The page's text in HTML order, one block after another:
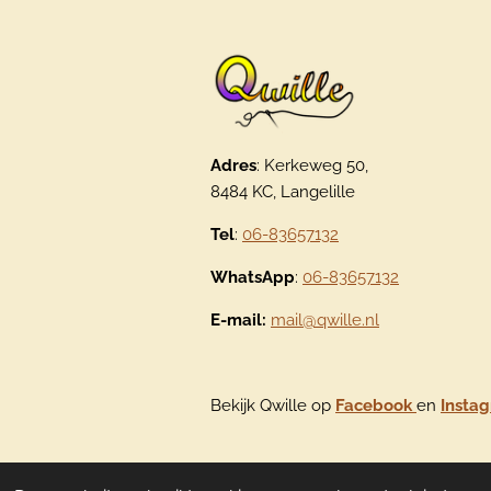
Adres: Kerkeweg 50,
8484 KC, Langelille
Tel: 06-83657132
WhatsApp: 06-83657132
E-mail: mail@qwille.nl
Bekijk Qwille op Facebook en